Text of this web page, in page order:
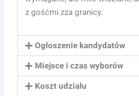
z gośćmi zza granicy.
Ogłoszenie kandydatów
Miejsce i czas wyborów
Koszt udziału